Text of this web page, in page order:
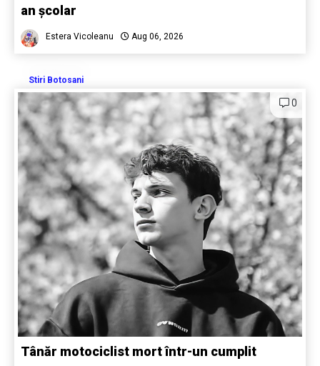
an școlar
Estera Vicoleanu Aug 06, 2026
Stiri Botosani
0
Tânăr motociclist mort într-un cumplit